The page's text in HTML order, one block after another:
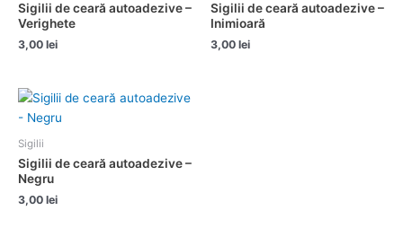
Sigilii de ceară autoadezive –
Verighete
3,00 lei
Sigilii de ceară autoadezive –
Inimioară
3,00 lei
Sigilii
Sigilii de ceară autoadezive –
Negru
3,00 lei